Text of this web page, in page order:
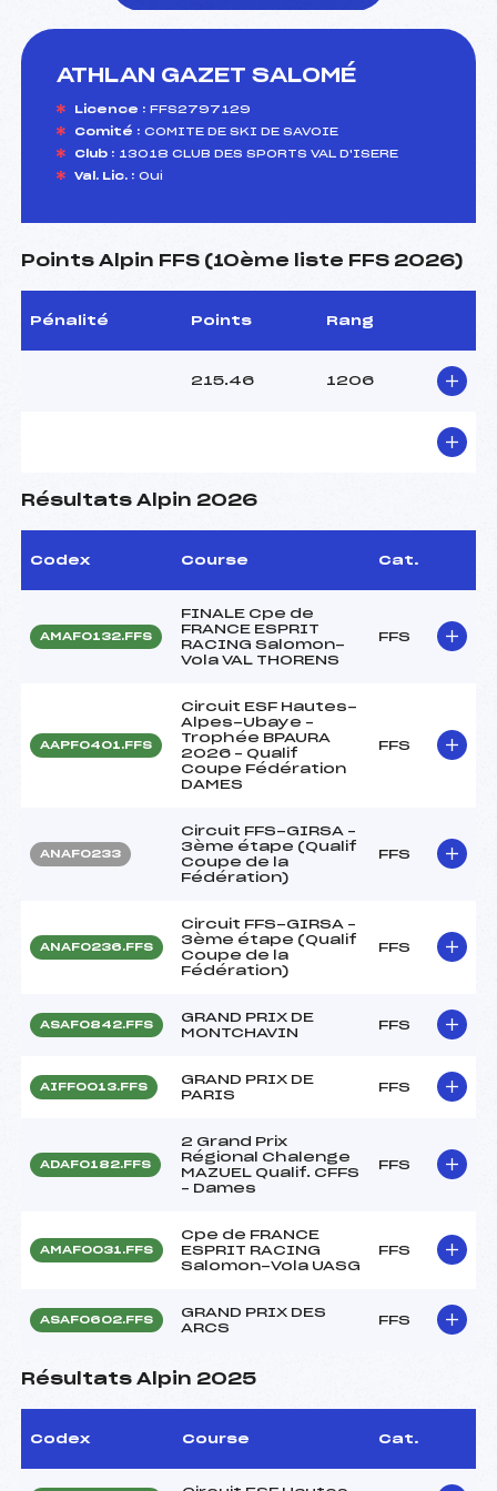
ATHLAN GAZET SALOMÉ
Licence : FFS2797129
Comité : COMITE DE SKI DE SAVOIE
Club : 13018 CLUB DES SPORTS VAL D'ISERE
Val. Lic. : Oui
Points Alpin FFS (10ème liste FFS 2026)
Pénalité Points Rang
215.46 1206
Résultats Alpin 2026
Codex Course Cat.
AMAF0132.FFS
FINALE Cpe de
FRANCE ESPRIT
RACING Salomon-
Vola VAL THORENS
FFS
AAPF0401.FFS
Circuit ESF Hautes-
Alpes-Ubaye –
Trophée BPAURA
2026 – Qualif
Coupe Fédération
DAMES
FFS
ANAF0233
Circuit FFS-GIRSA –
3ème étape (Qualif
Coupe de la
Fédération)
FFS
ANAF0236.FFS
Circuit FFS-GIRSA –
3ème étape (Qualif
Coupe de la
Fédération)
FFS
ASAF0842.FFS
GRAND PRIX DE
MONTCHAVIN
FFS
AIFF0013.FFS
GRAND PRIX DE
PARIS
FFS
ADAF0182.FFS
2 Grand Prix
Régional Chalenge
MAZUEL Qualif. CFFS
– Dames
FFS
AMAF0031.FFS
Cpe de FRANCE
ESPRIT RACING
Salomon-Vola UASG
FFS
ASAF0602.FFS
GRAND PRIX DES
ARCS
FFS
Résultats Alpin 2025
Codex Course Cat.